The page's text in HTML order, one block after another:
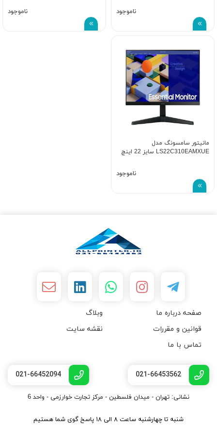
ناموجود ناموجود
مانیتور سامسونگ مدل
LS22C310EAMXUE سایز 22 اینچ
ناموجود
صفحه درباره ما
وبلاگ
قوانین و مقررات
نقشه سایت
تماس با ما
021-66453562
021-66452094
نشانی: تهران - میدان فلسطین - مرکز تجارت خوارزمی - واحد 6
شنبه تا چهارشنبه ساعت ۸ الی ۱۸ پاسخ گوی شما هستیم